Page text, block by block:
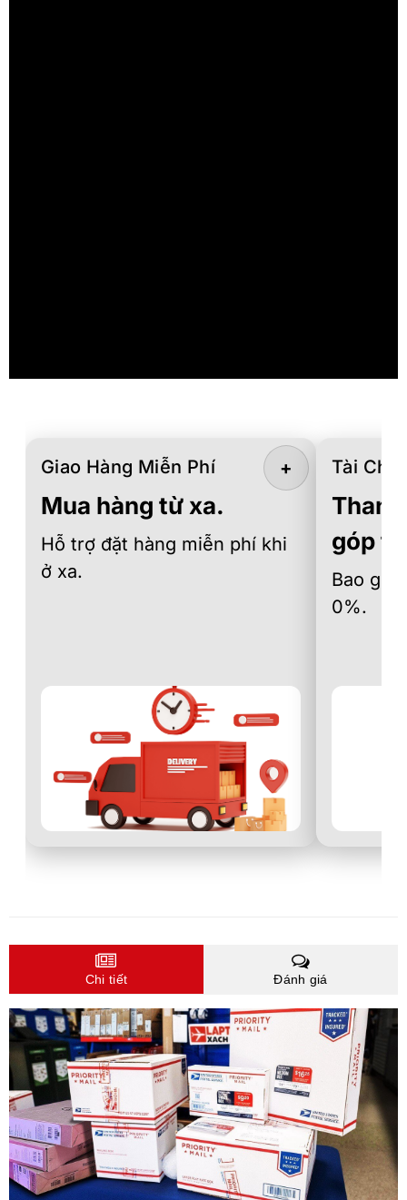
Giao Hàng Miễn Phí
Mua hàng từ xa.
Hỗ trợ đặt hàng miễn phí khi
ở xa.
+ Tài
góp
Bao
0%.
Chi tiết Đánh giá